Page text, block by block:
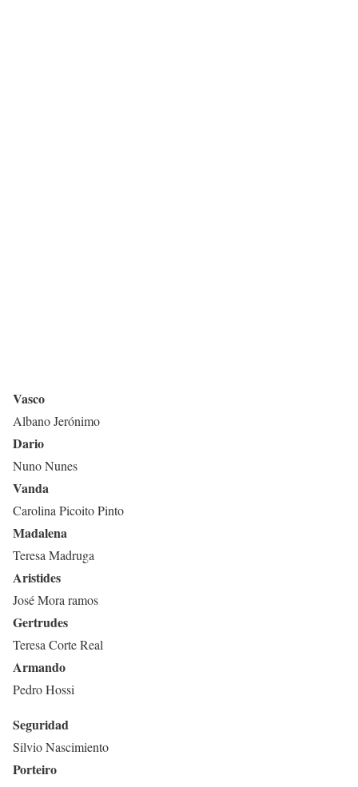
Vasco
Albano Jerónimo
Dario
Nuno Nunes
Vanda
Carolina Picoito Pinto
Madalena
Teresa Madruga
Aristides
José Mora ramos
Gertrudes
Teresa Corte Real
Armando
Pedro Hossi
Seguridad
Silvio Nascimiento
Porteiro